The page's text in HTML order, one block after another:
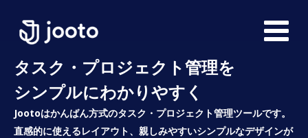
タスク・プロジェクト管理を
シンプルにわかりやすく
Jootoはかんばん方式のタスク・プロジェクト管理ツールです。
直感的に使えるレイアウト、親しみやすいシンプルなデザインが